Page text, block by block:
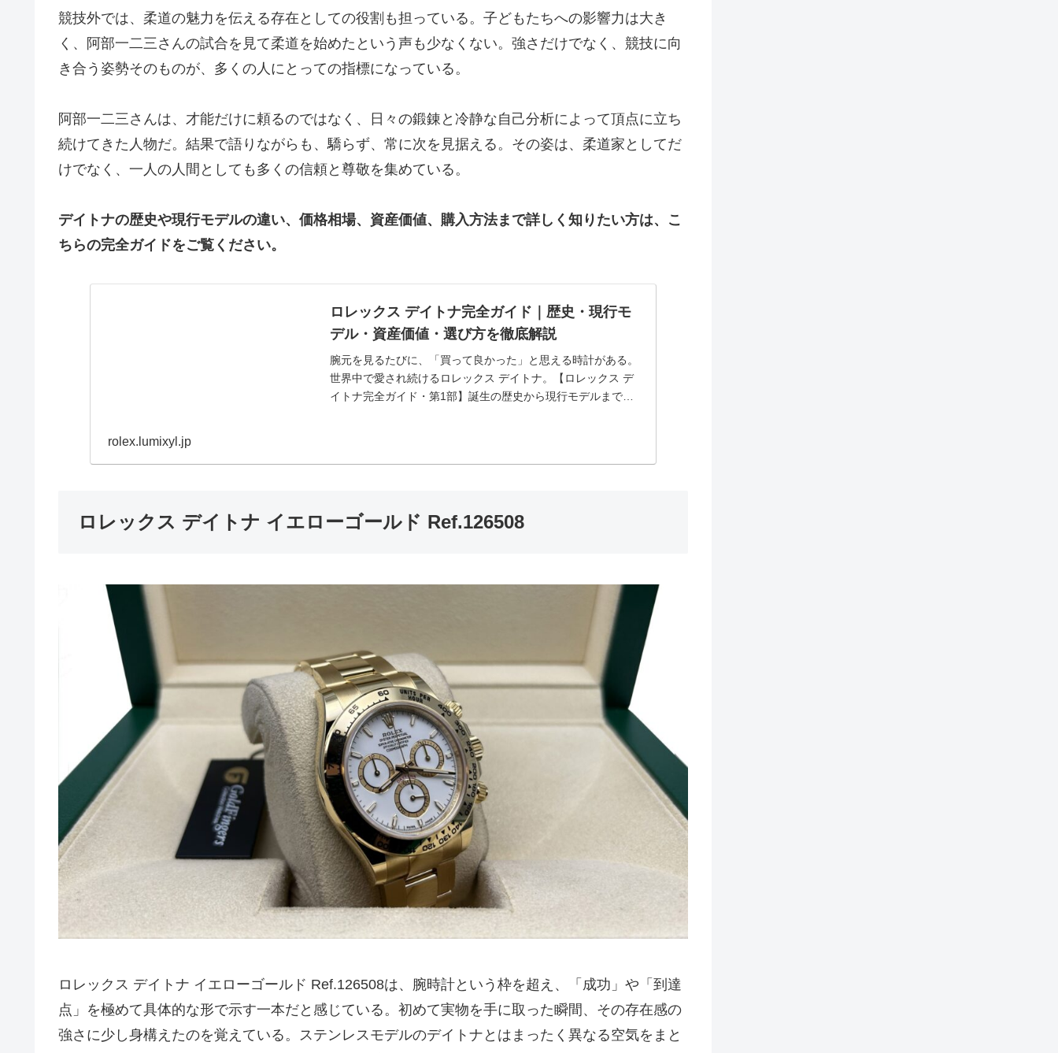
競技外では、柔道の魅力を伝える存在としての役割も担っている。子どもたちへの影響力は大き
く、阿部一二三さんの試合を見て柔道を始めたという声も少なくない。強さだけでなく、競技に向
き合う姿勢そのものが、多くの人にとっての指標になっている。
阿部一二三さんは、才能だけに頼るのではなく、日々の鍛錬と冷静な自己分析によって頂点に立ち
続けてきた人物だ。結果で語りながらも、驕らず、常に次を見据える。その姿は、柔道家としてだ
けでなく、一人の人間としても多くの信頼と尊敬を集めている。
デイトナの歴史や現行モデルの違い、価格相場、資産価値、購入方法まで詳しく知りたい方は、こ
ちらの完全ガイドをご覧ください。
ロレックス デイトナ完全ガイド｜歴史・現行モ
デル・資産価値・選び方を徹底解説
腕元を見るたびに、「買って良かった」と思える時計がある。
世界中で愛され続けるロレックス デイトナ。【ロレックス デ
イトナ完全ガイド・第1部】誕生の歴史から現行モデルまで徹
ロレックス デイトナ イエローゴールド Ref.126508は、腕時計という枠を超え、「成功」や「到達